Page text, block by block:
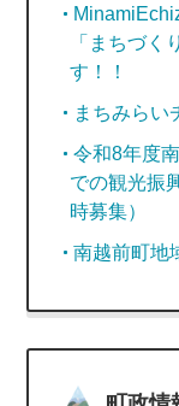
「まちづく
す！！
まちみらい
令和8年度
での観光振
時募集）
南越前町地